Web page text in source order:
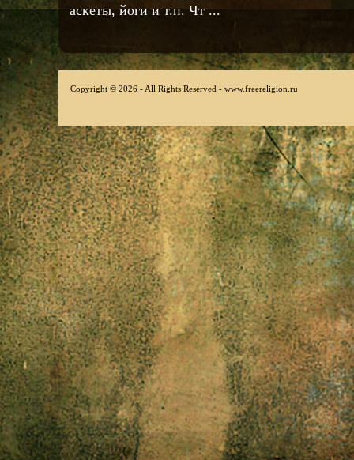
аскеты, йоги и т.п. Чт ...
Copyright © 2026 - All Rights Reserved - www.freereligion.ru